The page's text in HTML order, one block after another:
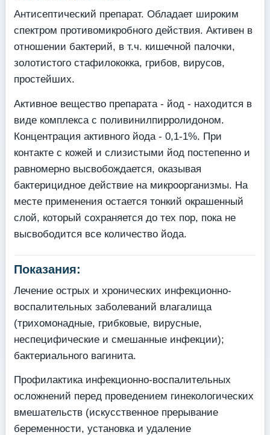
Антисептический препарат. Обладает широким
спектром противомикробного действия. Активен в
отношении бактерий, в т.ч. кишечной палочки,
золотистого стафилококка, гри­бов, вирусов,
простейших.
Активное вещество препарата - йод - находится в
виде комплекса с поливинилпирролидоном.
Концентрация активного йода - 0,1-1%. При
контакте с кожей и слизистыми йод по­степенно и
равномерно высвобождается, оказывая
бактерицидное действие на микроорга­низмы. На
месте применения остается тонкий окрашенный
слой, который сохраняется до тех пор, пока не
высвободится все количество йода.
Показания:
Лечение острых и хронических инфекционно-
воспалительных заболеваний влагалища
(трихомонадные, грибковые, вирусные,
неспецифические и смешанные инфекции);
бакте­риального вагинита.
Профилактика инфекционно-воспалительных
осложнений перед про­ведением гинекологических
вмешательств (искусственное прерывание
беременности, ус­тановка и удаление